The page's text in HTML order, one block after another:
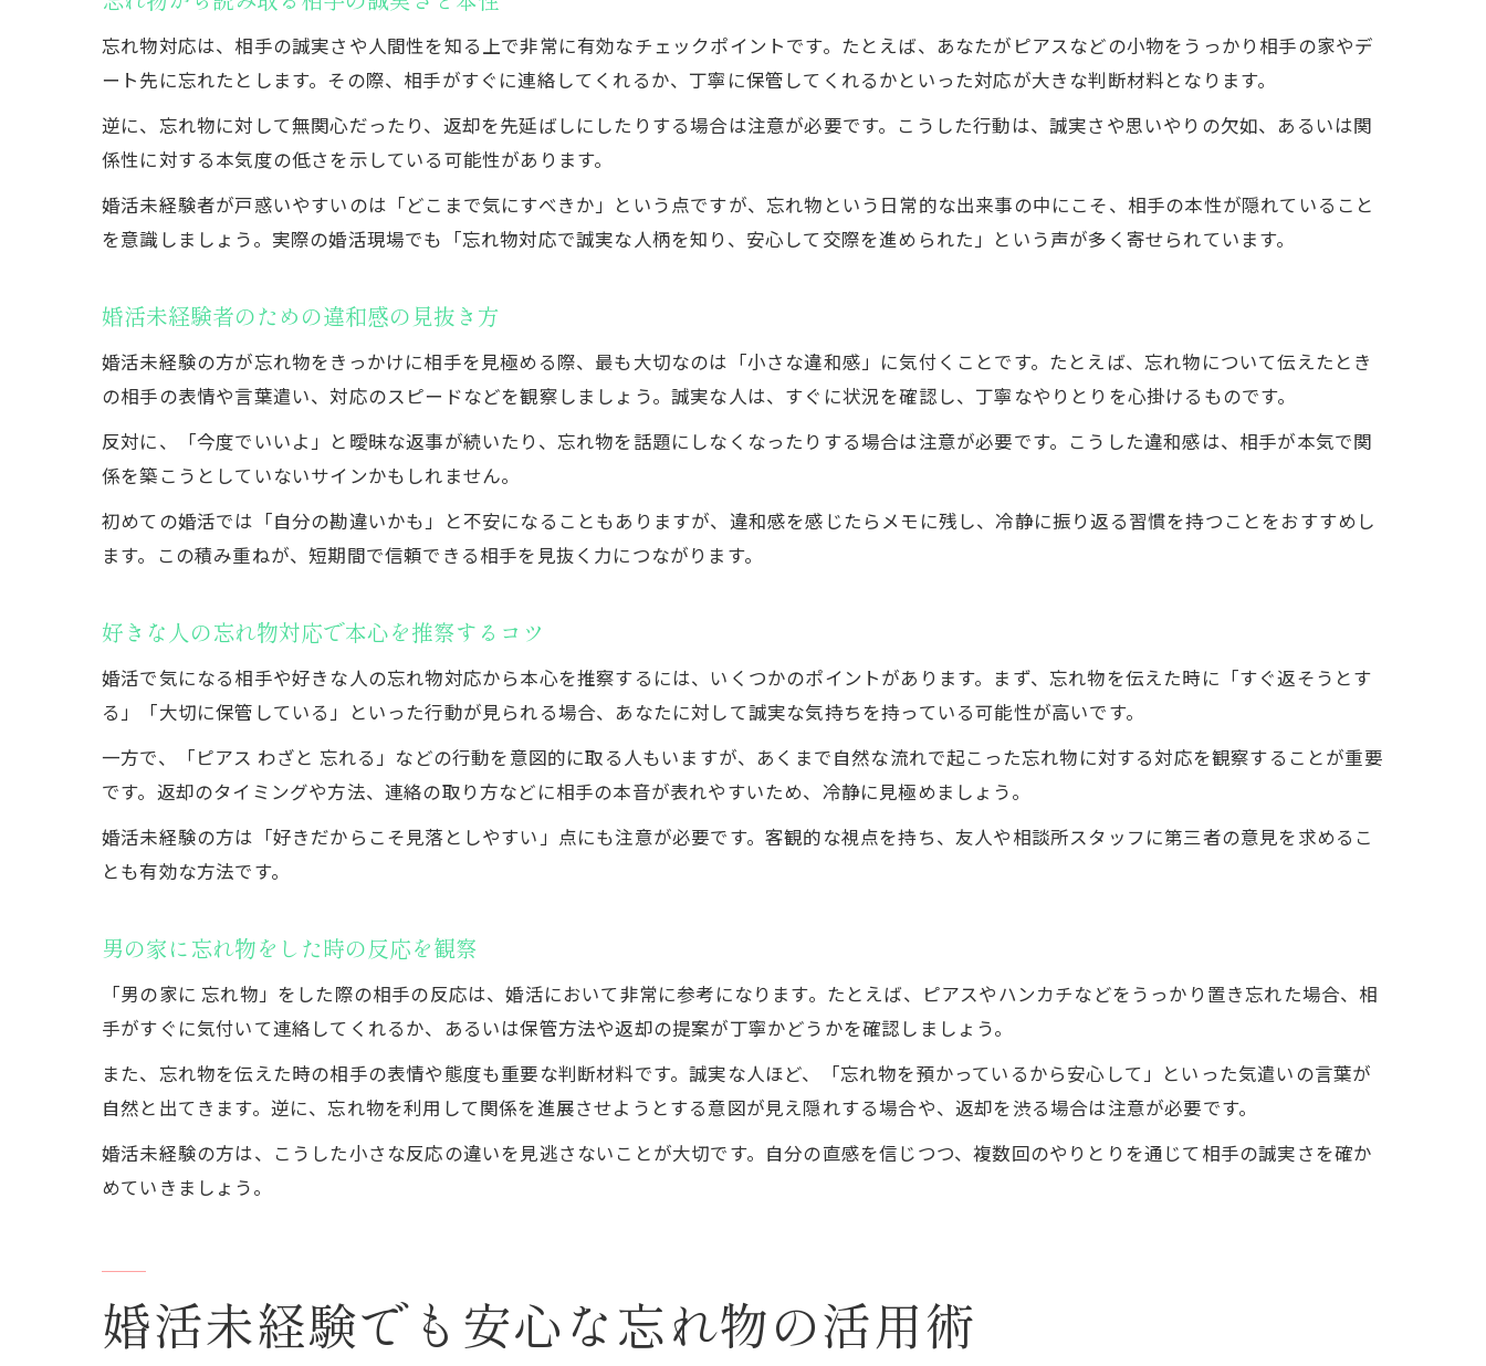
ピアスをわざと忘れる心理と観察ポイント
男の家で忘れ物した時の誠実な対応とは
好きな人が示す気遣いで脈あり度を確認
婚活未経験が安心できる返却時の振る舞い
誠実さを確認するなら忘れ物を試す手
婚活未経験が参考にすべき誠実さの見抜き方
ピアスを忘れた時の信頼できる言動を観察
婚活未経験でも見抜ける危険なサインの特徴
婚活未経験者が避けたい危険なサイン
忘れ物に冷たい反応を示す人の特徴
好きな人の危険信号を見逃さない方法
忘れ物対応は、相手の誠実さや人間性を知る上で非常に有効なチェックポイントです。たとえば、あなたがピアスなどの小物をうっかり相手の家やデ
ート先に忘れたとします。その際、相手がすぐに連絡してくれるか、丁寧に保管してくれるかといった対応が大きな判断材料となります。
逆に、忘れ物に対して無関心だったり、返却を先延ばしにしたりする場合は注意が必要です。こうした行動は、誠実さや思いやりの欠如、あるいは関
係性に対する本気度の低さを示している可能性があります。
婚活未経験者が戸惑いやすいのは「どこまで気にすべきか」という点ですが、忘れ物という日常的な出来事の中にこそ、相手の本性が隠れていること
を意識しましょう。実際の婚活現場でも「忘れ物対応で誠実な人柄を知り、安心して交際を進められた」という声が多く寄せられています。
婚活未経験者のための違和感の見抜き方
婚活未経験の方が忘れ物をきっかけに相手を見極める際、最も大切なのは「小さな違和感」に気付くことです。たとえば、忘れ物について伝えたとき
の相手の表情や言葉遣い、対応のスピードなどを観察しましょう。誠実な人は、すぐに状況を確認し、丁寧なやりとりを心掛けるものです。
反対に、「今度でいいよ」と曖昧な返事が続いたり、忘れ物を話題にしなくなったりする場合は注意が必要です。こうした違和感は、相手が本気で関
係を築こうとしていないサインかもしれません。
初めての婚活では「自分の勘違いかも」と不安になることもありますが、違和感を感じたらメモに残し、冷静に振り返る習慣を持つことをおすすめし
ます。この積み重ねが、短期間で信頼できる相手を見抜く力につながります。
好きな人の忘れ物対応で本心を推察するコツ
婚活で気になる相手や好きな人の忘れ物対応から本心を推察するには、いくつかのポイントがあります。まず、忘れ物を伝えた時に「すぐ返そうとす
る」「大切に保管している」といった行動が見られる場合、あなたに対して誠実な気持ちを持っている可能性が高いです。
一方で、「ピアス わざと 忘れる」などの行動を意図的に取る人もいますが、あくまで自然な流れで起こった忘れ物に対する対応を観察することが重要
です。返却のタイミングや方法、連絡の取り方などに相手の本音が表れやすいため、冷静に見極めましょう。
婚活未経験の方は「好きだからこそ見落としやすい」点にも注意が必要です。客観的な視点を持ち、友人や相談所スタッフに第三者の意見を求めるこ
とも有効な方法です。
男の家に忘れ物をした時の反応を観察
「男の家に 忘れ物」をした際の相手の反応は、婚活において非常に参考になります。たとえば、ピアスやハンカチなどをうっかり置き忘れた場合、相
手がすぐに気付いて連絡してくれるか、あるいは保管方法や返却の提案が丁寧かどうかを確認しましょう。
また、忘れ物を伝えた時の相手の表情や態度も重要な判断材料です。誠実な人ほど、「忘れ物を預かっているから安心して」といった気遣いの言葉が
自然と出てきます。逆に、忘れ物を利用して関係を進展させようとする意図が見え隠れする場合や、返却を渋る場合は注意が必要です。
婚活未経験の方は、こうした小さな反応の違いを見逃さないことが大切です。自分の直感を信じつつ、複数回のやりとりを通じて相手の誠実さを確か
めていきましょう。
婚活未経験でも安心な忘れ物の活用術